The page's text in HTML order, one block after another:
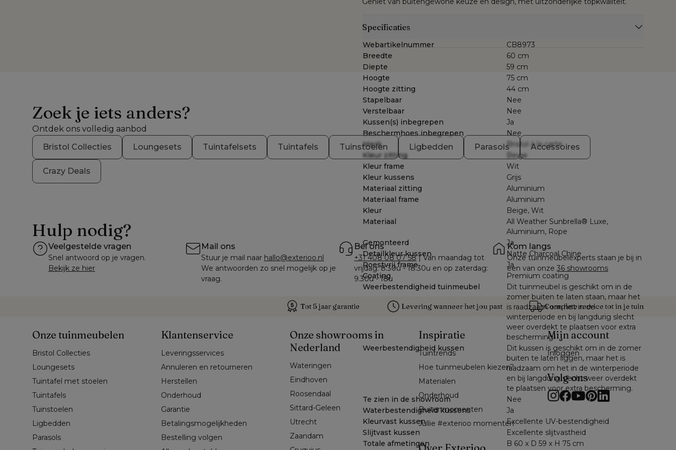
Specificaties
Webartikelnummer
CB8973
Breedte
60 cm
Diepte
59 cm
Hoogte
75 cm
Hoogte zitting
44 cm
Stapelbaar
Nee
Verstelbaar
Nee
Kussen(s) inbegrepen
Ja
Beschermhoes inbegrepen
Nee
Merk
Bristol à la carte
Kleur zitting
Beige
Kleur frame
Wit
Kleur kussens
Grijs
Materiaal zitting
Aluminium
Materiaal frame
Aluminium
Kleur
Beige, Wit
Materiaal
All Weather Sunbrella® Luxe,
Aluminium, Rope
Gemonteerd
Ja
Detailkleur kussen
Natte Charcoal Chine
Roestvrij frame
Ja
Coating
Premium coating
Weerbestendigheid tuinmeubel
Dit tuinmeubel is geschikt om in de
zomer buiten te laten staan, maar het
is raadzaam om het in de
winterperiode en bij langdurig slecht
weer overdekt te plaatsen voor extra
bescherming.
Weerbestendigheid kussen
Dit kussen is geschikt om in de zomer
buiten te laten liggen, maar het is
raadzaam om het in de winterperiode
en bij langdurig slecht weer overdekt
te plaatsen voor extra bescherming.
Te zien in de showroom
Nee
Waterbestendigheid kussens
Ja
Kleurvast kussen
Excellente UV-bestendigheid
Slijtvast kussen
Excellente slijtvastheid
Totale afmetingen
B 60 x D 59 x H 75 cm
Zoek je iets anders?
Ontdek ons volledig aanbod
Bristol Collecties
Loungesets Tuintafelsets Tuintafels Tuinstoelen Ligbedden Parasols Accessoires
Crazy Deals
Hulp nodig?
Veelgestelde vragen
Snel antwoord op je vragen.
Bekijk ze hier
Mail ons
Stuur je mail naar hallo@exterioo.nl
We antwoorden zo snel mogelijk op je
vraag.
Bel ons
+31 408 08 07 58 | Van maandag tot
vrijdag: 8.30u - 18.30u en op zaterdag:
9.30u - 18u
Kom langs
Onze tuinmeubelexperts staan je bij in
een van onze 36 showrooms
Tot 5 jaar garantie Levering wanneer het jou past Complete service tot in je tuin
Onze tuinmeubelen
Bristol Collecties
Loungesets
Tuintafel met stoelen
Tuintafels
Tuinstoelen
Ligbedden
Parasols
Klantenservice
Leveringsservices
Annuleren en retourneren
Herstellen
Onderhoud
Garantie
Betalingsmogelijkheden
Bestelling volgen
Onze showrooms in
Nederland
Wateringen
Eindhoven
Roosendaal
Sittard-Geleen
Utrecht
Zaandam
Inspiratie
Tuintrends
Hoe tuinmeubelen kiezen?
Materialen
Onderhoud
Buitenmomenten
Jullie #exterioo momenten
Mijn account
Inloggen
Volg ons